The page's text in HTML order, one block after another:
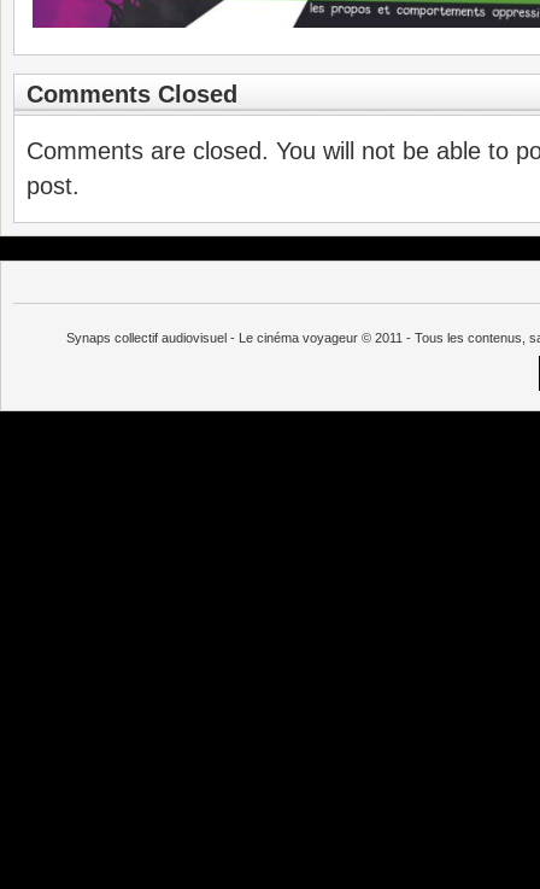
Comments Closed
Comments are closed. You will not be able to
post.
Synaps collectif audiovisuel - Le cinéma voyageur © 2011 - Tous les contenus,